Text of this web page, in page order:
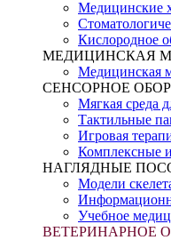
Медицинские
Кислородное
МЕДИЦИНСКАЯ
Медицинская
СЕНСОРНОЕ
Мягкая среда
Тактильные
Игровая
Комплексные
НАГЛЯДНЫЕ
Модели
Учебное
ВЕТЕРИНАРНОЕ